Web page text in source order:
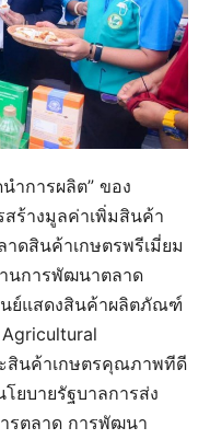
ำการผลิต” ของ
ร้างมูลค่าเพิ่มสินค้า
ดสินค้าเกษตรพรีเมี่ยม
านการพัฒนาตลาด
นย์แสดงสินค้าผลิตภัณฑ์
สินค้าเกษตรคุณภาพทีดี
ยบายรัฐบาลการส่ง
รตลาด การพัฒนา